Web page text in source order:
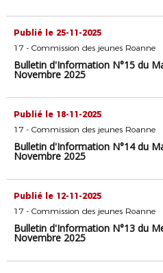
Publié le 25-11-2025
17 - Commission des jeunes Roanne
Bulletin d'Information N°15 du
Novembre 2025
Publié le 18-11-2025
17 - Commission des jeunes Roanne
Bulletin d'Information N°14 du
Novembre 2025
Publié le 12-11-2025
17 - Commission des jeunes Roanne
Bulletin d'Information N°13 du
Novembre 2025